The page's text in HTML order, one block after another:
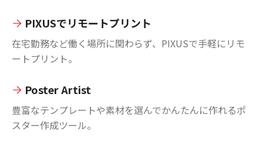
PIXUSでリモートプリント
在宅勤務など働く場所に関わらず、PIXUSで手軽にリモ
ートプリント。
Poster Artist
豊富なテンプレートや素材を選んでかんたんに作れるポ
スター作成ツール。